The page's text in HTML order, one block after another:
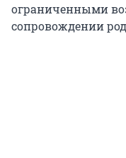
ограниченными
сопровождении